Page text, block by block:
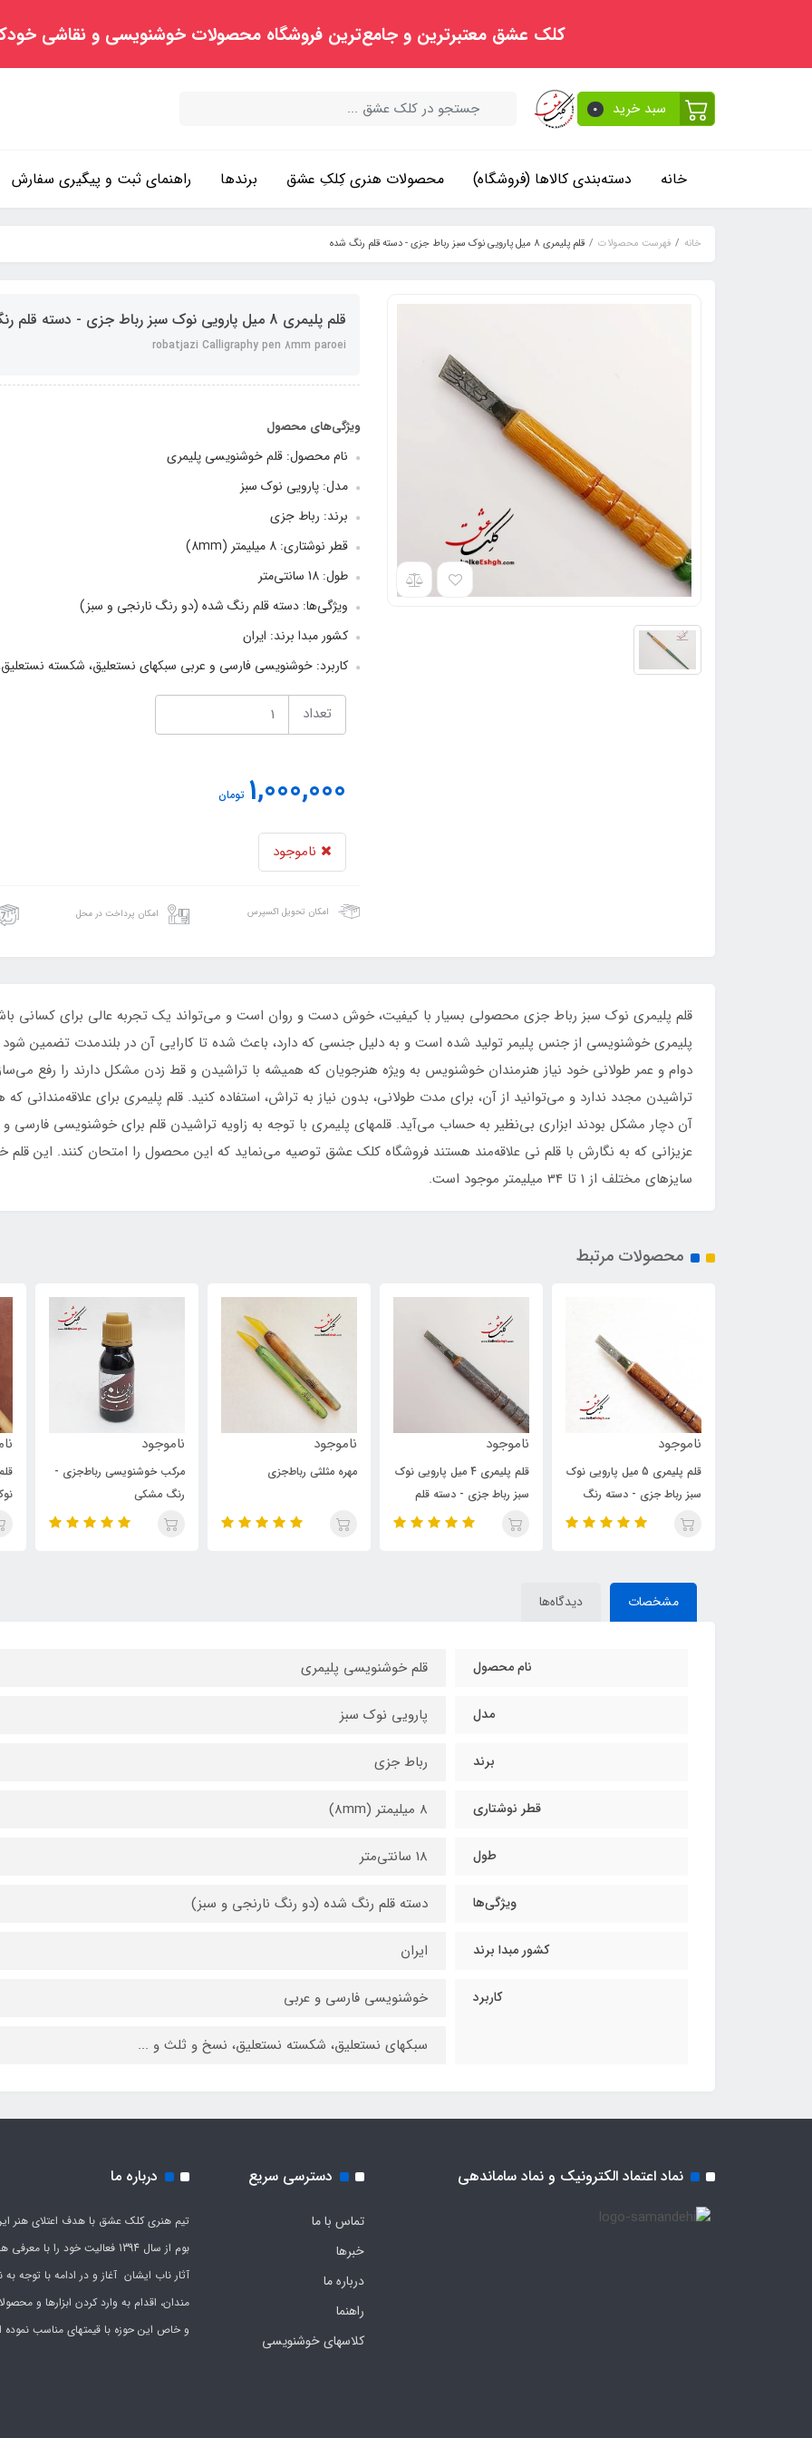
کلک عشق معتبرترین و جامع‌ترین فروشگاه محصولات خوشنویسی و نقاشی
سبد خرید 0
خانه دسته‌بندی کالاها (فروشگاه) محصولات هنری کِلکِ عشق برندها راهنمای ثبت و پیگیری سفارش
خانه فهرست محصولات قلم پلیمری 8 میل پارویی نوک سبز رباط جزی - دسته قلم رنگ شده
قلم پلیمری 8 میل پارویی نوک سبز رباط جزی - دسته قلم رنگ شده
robatjazi Calligraphy pen 8mm paroei
ویژگی‌های محصول
نام محصول: قلم خوشنویسی پلیمری
مدل: پارویی نوک سبز
برند: رباط‌ جزی
قطر نوشتاری: 8 میلیمتر (8mm)
طول: 18 سانتی‌متر
ویژگی‌ها: دسته قلم رنگ شده (دو رنگ نارنجی و سبز)
کشور مبدا برند: ایران
کاربرد: خوشنویسی فارسی و عربی سبکهای نستعلیق، شکسته
تعداد
1,000,000 تومان
ناموجود
امکان تحویل اکسپرس امکان پرداخت در محل
قلم پلیمری نوک سبز رباط جزی محصولی بسیار با کیفیت، خوش دست و روان است و می‌تواند یک تجربه عالی برای کسانی
پلیمری خوشنویسی از جنس پلیمر تولید شده است و به دلیل جنسی که دارد، باعث شده تا کارایی آن در بلندمدت تضمین شود
دوام و عمر طولانی خود نیاز هنرمندان خوشنویس به ویژه هنرجویان که همیشه با تراشیدن و قط زدن مشکل دارند را رفع
تراشیدن مجدد ندارد و می‌توانید از آن، برای مدت طولانی، بدون نیاز به تراش، استفاده کنید. قلم پلیمری برای
آن دچار مشکل بودند ابزاری بی‌نظیر به حساب می‌آید. قلمهای پلیمری با توجه به زاویه تراشیدن قلم برای خوشنویسی
عزیزانی که به نگارش با قلم نی علاقه‌مند هستند فروشگاه کلک عشق توصیه می‌نماید که این محصول را امتحان کنند. این
سایز‌های مختلف از 1 تا 34 میلیمتر موجود است.
محصولات مرتبط
ناموجود
قلم پلیمری 4 میل پارویی نوک
سبز رباط جزی - دسته قلم
رنگ شده
ناموجود
مهره مثلثی رباط‌جزی
ناموجود
مرکب خوشنویسی رباط‌جزی -
ناموجود
قلم پلیمری 13 میل پارویی
نوک سفید رباط جزی
مشخصات دیدگاه‌ها
نام محصول قلم خوشنویسی پلیمری
مدل پارویی نوک سبز
برند رباط‌ جزی
قطر نوشتاری 8 میلیمتر (8mm)
طول 18 سانتی‌متر
ویژگی‌ها دسته قلم رنگ شده (دو رنگ نارنجی و سبز)
کشور مبدا برند ایران
کاربرد خوشنویسی فارسی و عربی
سبکهای نستعلیق، شکسته نستعلیق، نسخ و ثلث و ...
نماد اعتماد الکترونیک و نماد ساماندهی دسترسی سریع
تماس با ما
خبرها
درباره ما
راهنما
کلاسهای خوشنویسی
درباره ما
تیم هنری کلک عشق با هدف اعتلای هنر
بوم از سال 1394 فعالیت خود را با
آثار ناب ایشان آغاز و در ادامه با توجه به
مندان، اقدام به وارد کردن ابزارها و
و خاص این حوزه با قیمتهای مناسب